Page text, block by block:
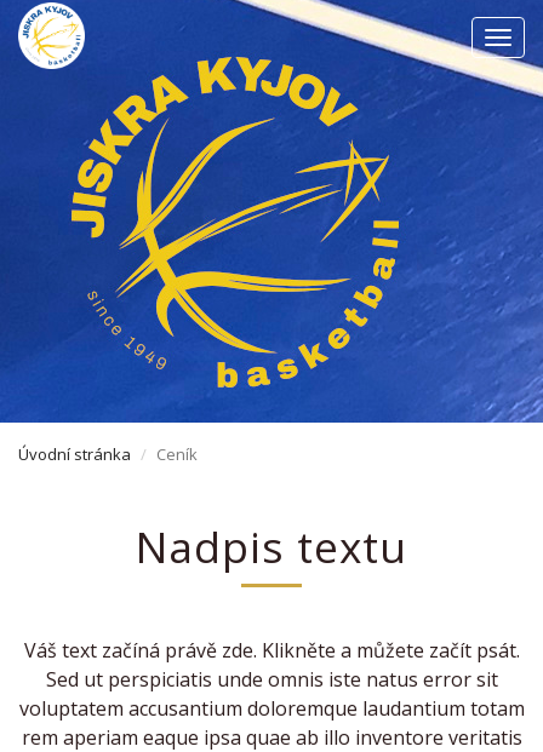
Úvodní stránka Ceník
Nadpis textu
Váš text začíná právě zde. Klikněte a můžete začít psát.
Sed ut perspiciatis unde omnis iste natus error sit
voluptatem accusantium doloremque laudantium totam
rem aperiam eaque ipsa quae ab illo inventore veritatis